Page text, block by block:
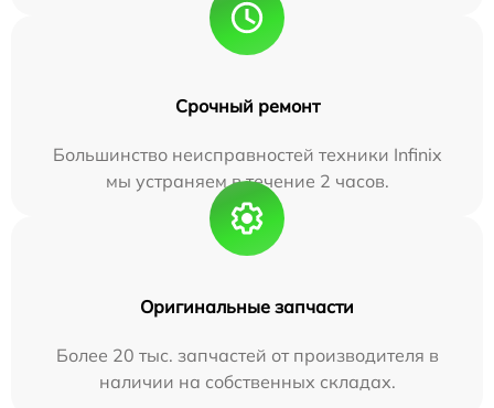
Срочный ремонт
Большинство неисправностей техники Infinix
мы устраняем в течение 2 часов.
Оригинальные запчасти
Более 20 тыс. запчастей от производителя в
наличии на собственных складах.